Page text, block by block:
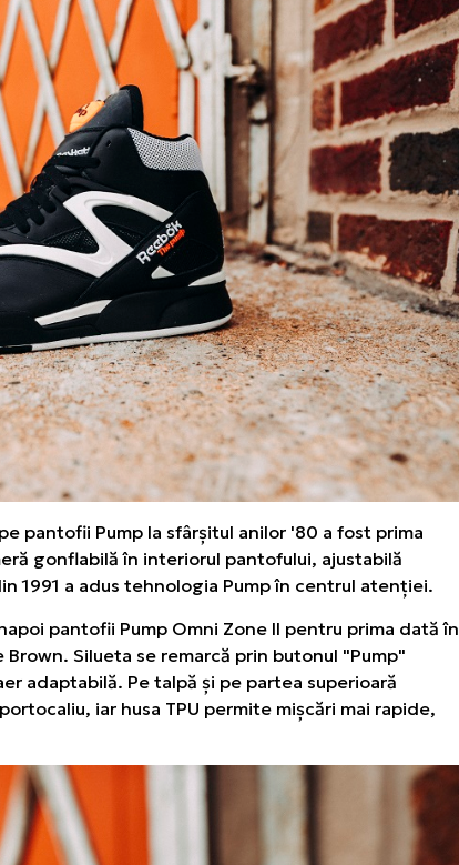
pantofii Pump la sfârșitul anilor '80 a fost prima
gonflabilă în interiorul pantofului, ajustabilă
1991 a adus tehnologia Pump în centrul atenției.
pantofii Pump Omni Zone II pentru prima dată în
Silueta se remarcă prin butonul "Pump"
adaptabilă. Pe talpă și pe partea superioară
iar husa TPU permite mișcări mai rapide,